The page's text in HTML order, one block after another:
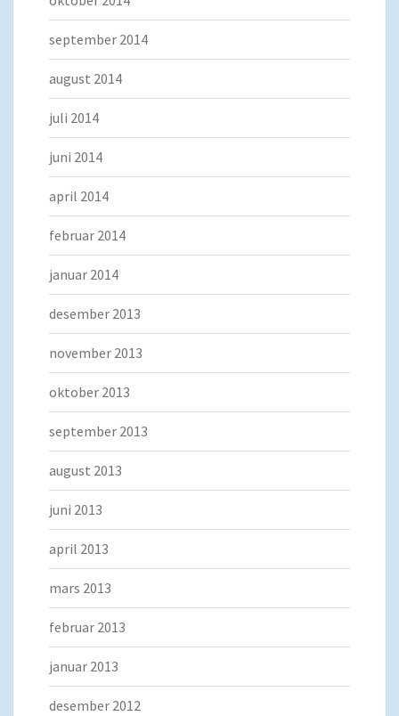
september 2014
august 2014
juli 2014
juni 2014
april 2014
februar 2014
januar 2014
desember 2013
november 2013
oktober 2013
september 2013
august 2013
juni 2013
april 2013
mars 2013
februar 2013
januar 2013
desember 2012